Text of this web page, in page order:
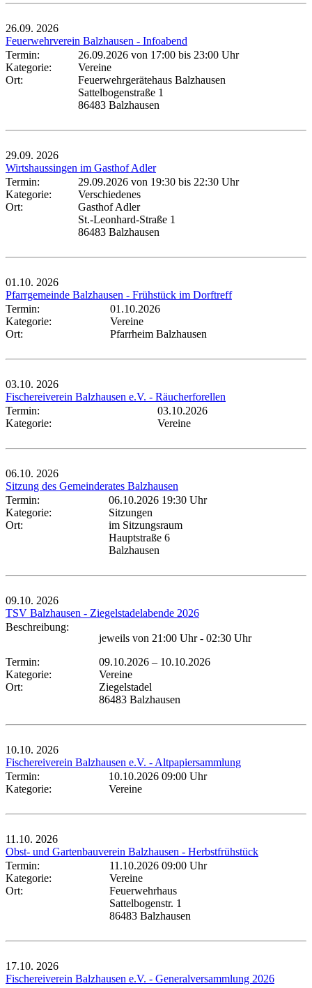
26.09. 2026
Feuerwehrverein Balzhausen - Infoabend
Termin:
26.09.2026 von 17:00 bis 23:00 Uhr
Kategorie:
Vereine
Ort:
Feuerwehrgerätehaus Balzhausen
Sattelbogenstraße 1
86483 Balzhausen
29.09. 2026
Wirtshaussingen im Gasthof Adler
Termin:
29.09.2026 von 19:30 bis 22:30 Uhr
Kategorie:
Verschiedenes
Ort:
Gasthof Adler
St.-Leonhard-Straße 1
86483 Balzhausen
01.10. 2026
Pfarrgemeinde Balzhausen - Frühstück im Dorftreff
Termin:
01.10.2026
Kategorie:
Vereine
Ort:
Pfarrheim Balzhausen
03.10. 2026
Fischereiverein Balzhausen e.V. - Räucherforellen
Termin:
03.10.2026
Kategorie:
Vereine
06.10. 2026
Sitzung des Gemeinderates Balzhausen
Termin:
06.10.2026 19:30 Uhr
Kategorie:
Sitzungen
Ort:
im Sitzungsraum
Hauptstraße 6
Balzhausen
09.10. 2026
TSV Balzhausen - Ziegelstadelabende 2026
Beschreibung:
jeweils von 21:00 Uhr - 02:30 Uhr
Termin:
09.10.2026 – 10.10.2026
Kategorie:
Vereine
Ort:
Ziegelstadel
86483 Balzhausen
10.10. 2026
Fischereiverein Balzhausen e.V. - Altpapiersammlung
Termin:
10.10.2026 09:00 Uhr
Kategorie:
Vereine
11.10. 2026
Obst- und Gartenbauverein Balzhausen - Herbstfrühstück
Termin:
11.10.2026 09:00 Uhr
Kategorie:
Vereine
Ort:
Feuerwehrhaus
Sattelbogenstr. 1
86483 Balzhausen
17.10. 2026
Fischereiverein Balzhausen e.V. - Generalversammlung 2026